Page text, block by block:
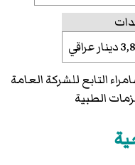
التابع للشركة العامة
الطبية